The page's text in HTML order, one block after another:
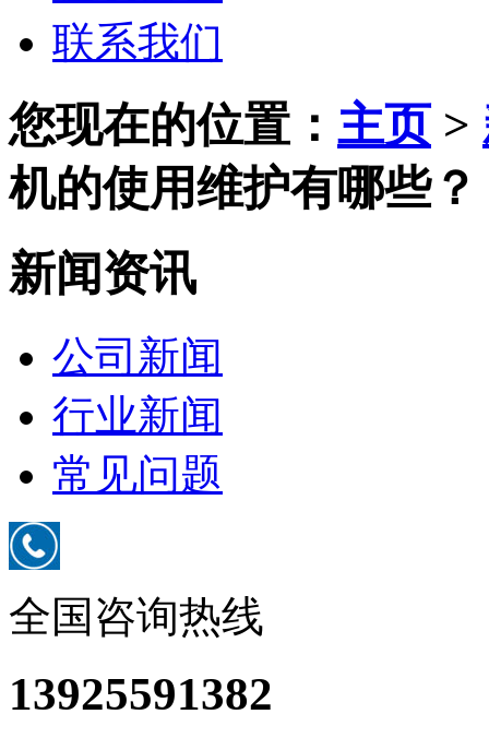
联系我们
您现在的位置： 主页>
机的使用维护有哪些？
新闻资讯
公司新闻
行业新闻
常见问题
全国咨询热线
13925591382